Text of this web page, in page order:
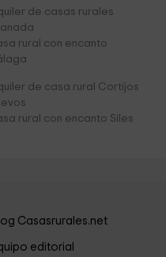
de casas rurales
rural con encanto
de casa rural Cortijos
rural con encanto Siles
Casasrurales.net
editorial